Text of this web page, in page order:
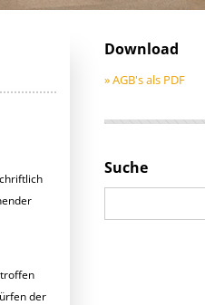
der
Download
» AGB's als PDF
Suche
nach: